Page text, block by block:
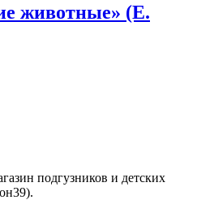
животные» (Е.
подгузников и детских